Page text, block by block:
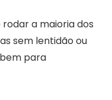
a maioria dos
sem lentidão ou
para